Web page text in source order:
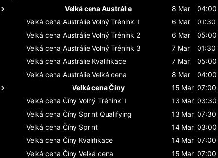
Velká cena Austrálie
8 Mar
04:00
Velká cena Austrálie Volný Trénink 1 6 Mar
01:30
Velká cena Austrálie Volný Trénink 2 6 Mar
05:00
Velká cena Austrálie Volný Trénink 3 7 Mar
01:30
Velká cena Austrálie Kvalifikace 7 Mar
05:00
Velká cena Austrálie Velká cena 8 Mar
04:00
Velká cena Číny
15 Mar 07:00
Velká cena Číny Volný Trénink 1 13 Mar 03:30
Velká cena Číny Sprint Qualifying 13 Mar 07:30
Velká cena Číny Sprint 14 Mar 03:00
Velká cena Číny Kvalifikace 14 Mar 07:00
Velká cena Číny Velká cena 15 Mar 07:00